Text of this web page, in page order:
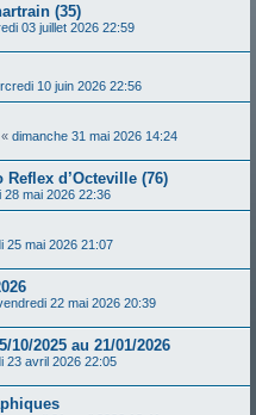
(35)
03 juillet 2026 22:59
10 juin 2026 22:56
« dimanche 31 mai 2026 14:24
d’Octeville (76)
28 mai 2026 22:36
25 mai 2026 21:07
22 mai 2026 20:39
10/2025 au 21/01/2026
23 avril 2026 22:05